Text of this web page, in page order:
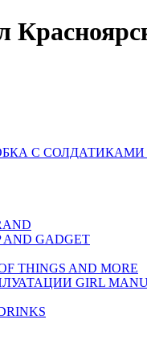
С СОЛДАТИКАМИ
GADGET
THINGS AND MORE
GIRL